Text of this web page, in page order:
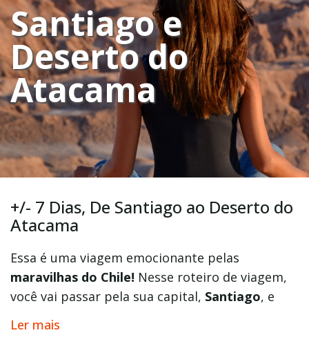
Santiago e
Deserto do
Atacama
+/- 7 Dias, De Santiago ao Deserto do
Atacama
Essa é uma viagem emocionante pelas
maravilhas do Chile! Nesse roteiro de viagem,
você vai passar pela sua capital, Santiago, e
vinhedos
seguida, vai cruzar a
Ler mais